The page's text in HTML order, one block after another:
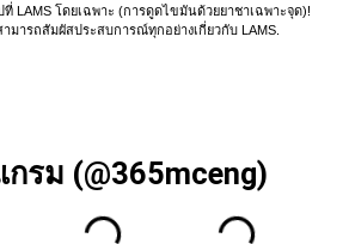
LAMS โดยเฉพาะ (การดูดไขมันด้วยยาชาเฉพาะจุด)!
ารถสัมผัสประสบการณ์ทุกอย่างเกี่ยวกับ LAMS.
รม (@365mceng)